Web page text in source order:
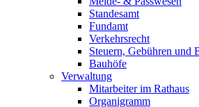
Standesamt
Fundamt
Verkehrsrecht
Steuern, Gebühren und
Bauhöfe
Verwaltung
Mitarbeiter im Rathaus
Organigramm